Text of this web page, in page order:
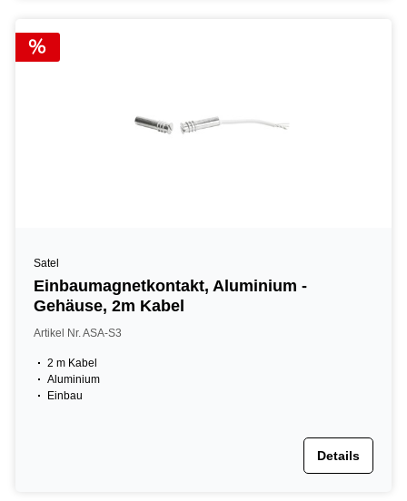
Satel
Einbaumagnetkontakt, Aluminium -
Gehäuse, 2m Kabel
Artikel Nr. ASA-S3
2 m Kabel
Aluminium
Einbau
Details